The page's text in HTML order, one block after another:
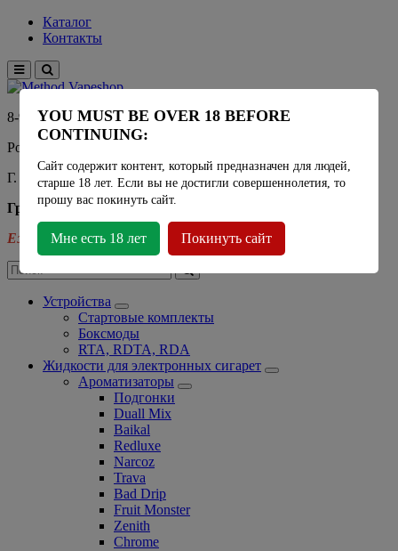
Каталог
Контакты
8-915-450-21-92
Розничный магазин Method Vapeshop
Г. Москва, улица Южнобутовская 36
График работы
Ежедневно - 11:00 - 21:00
Устройства
Стартовые комплекты
Боксмоды
RTA, RDTA, RDA
Жидкости для электронных сигарет
Ароматизаторы
Подгонки
Duall Mix
Baikal
Redluxe
Narcoz
Trava
Bad Drip
Fruit Monster
Zenith
Chrome
YOU MUST BE OVER 18 BEFORE
CONTINUING:
Сайт содержит контент, который предназначен для людей,
старше 18 лет. Если вы не достигли совершеннолетия, то
прошу вас покинуть сайт.
Мне есть 18 лет Покинуть сайт